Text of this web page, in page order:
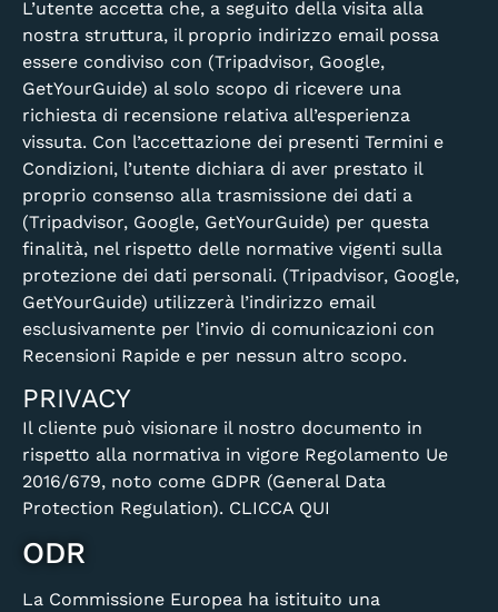
L’utente accetta che, a seguito della visita alla
nostra struttura, il proprio indirizzo email possa
essere condiviso con (Tripadvisor, Google,
GetYourGuide) al solo scopo di ricevere una
richiesta di recensione relativa all’esperienza
vissuta. Con l’accettazione dei presenti Termini e
Condizioni, l’utente dichiara di aver prestato il
proprio consenso alla trasmissione dei dati a
(Tripadvisor, Google, GetYourGuide) per questa
finalità, nel rispetto delle normative vigenti sulla
protezione dei dati personali. (Tripadvisor, Google,
GetYourGuide) utilizzerà l’indirizzo email
esclusivamente per l’invio di comunicazioni con
Recensioni Rapide e per nessun altro scopo.
PRIVACY
Il cliente può visionare il nostro documento in
rispetto alla normativa in vigore Regolamento Ue
2016/679, noto come GDPR (General Data
Protection Regulation). CLICCA QUI
ODR
La Commissione Europea ha istituito una